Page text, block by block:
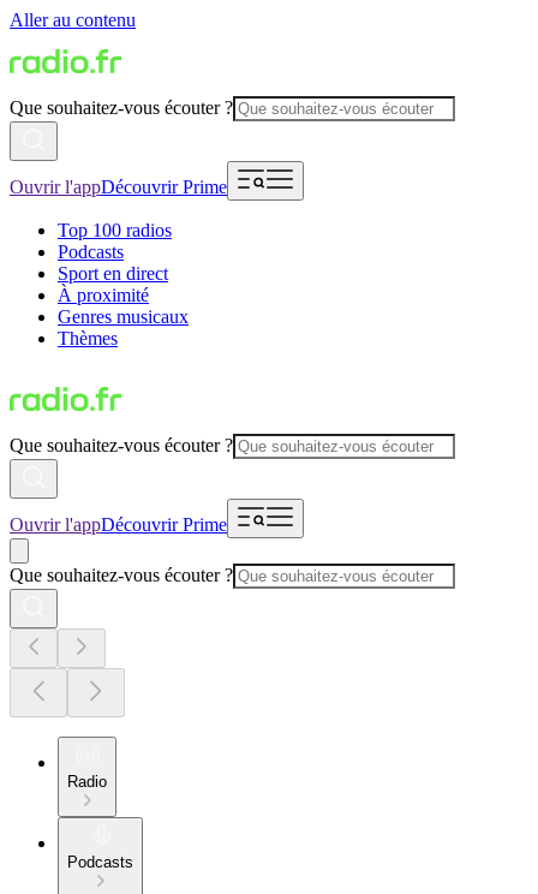
Aller au contenu
Que souhaitez-vous écouter ?
Ouvrir l'appDécouvrir Prime
Top 100 radios
Podcasts
Sport en direct
À proximité
Genres musicaux
Thèmes
Que souhaitez-vous écouter ?
Ouvrir l'appDécouvrir Prime
Que souhaitez-vous écouter ?
Radio
Podcasts